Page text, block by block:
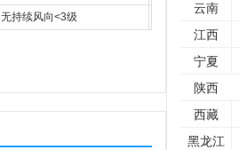
无持续风向<3级
云南
江西
宁夏
陕西
西藏
黑龙江